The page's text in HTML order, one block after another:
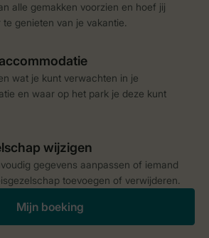
alle gemakken voorzien en hoef jij
te genieten van je vakantie.
wat je kunt verwachten in je
en waar op het park je deze kunt
gegevens aanpassen of iemand
toevoegen of verwijderen.
Mijn boeking